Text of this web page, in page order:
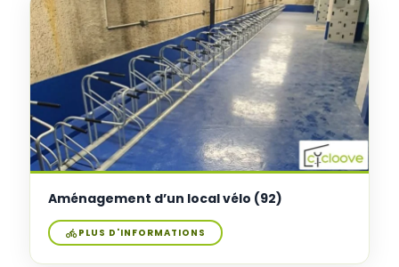
Aménagement d’un local vélo (92)
PLUS D'INFORMATIONS